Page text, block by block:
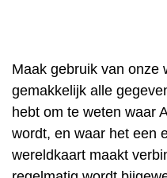
Maak gebruik van onze
gemakkelijk alle
hebt om te weten waar
wordt, en waar het een
wereldkaart maakt